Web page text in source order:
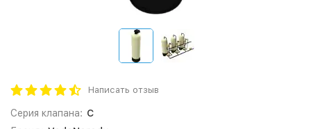
Написать отзыв
Серия клапана: C